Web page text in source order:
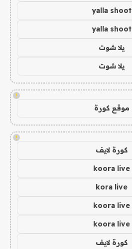
yalla shoot
yalla shoot
يلا شوت
يلا شوت
!
موقع كورة
!
كورة لايف
koora live
kora live
koora live
koora live
كورة لايف